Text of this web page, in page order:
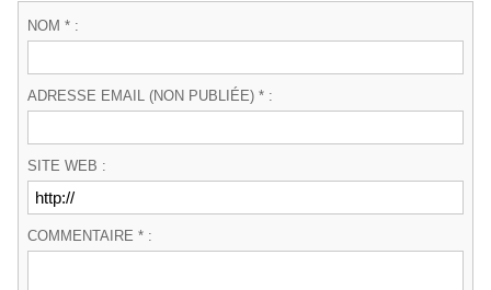
NOM * :
ADRESSE EMAIL (NON PUBLIÉE) * :
SITE WEB :
COMMENTAIRE * :